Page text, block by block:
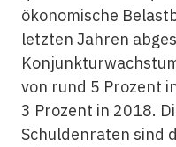
ökonomische
letzten Jahren
von rund 5 Prozent
3 Prozent in 2018.
Schuldenraten sind